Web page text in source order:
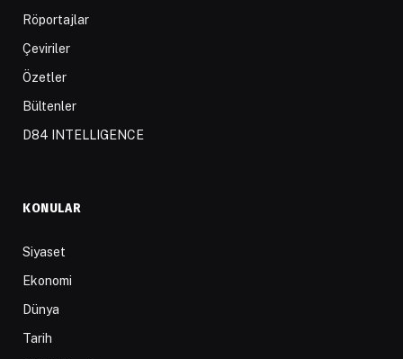
Röportajlar
Çeviriler
Özetler
Bültenler
D84 INTELLIGENCE
KONULAR
Siyaset
Ekonomi
Dünya
Tarih